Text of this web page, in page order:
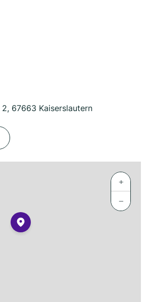
67663 Kaiserslautern
+
−